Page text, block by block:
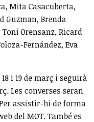
Mita Casacuberta,
Guzman, Brenda
Orensanz, Ricard
Fernández, Eva
i 19 de març i seguirà
Les converses seran
assistir-hi de forma
del MOT. També es